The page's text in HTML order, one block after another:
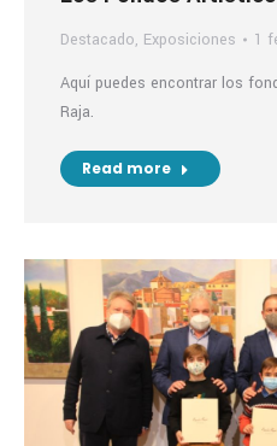
Destacado, Exposiciones
1
Aquí puedes encontrar los
Raja.
Read more